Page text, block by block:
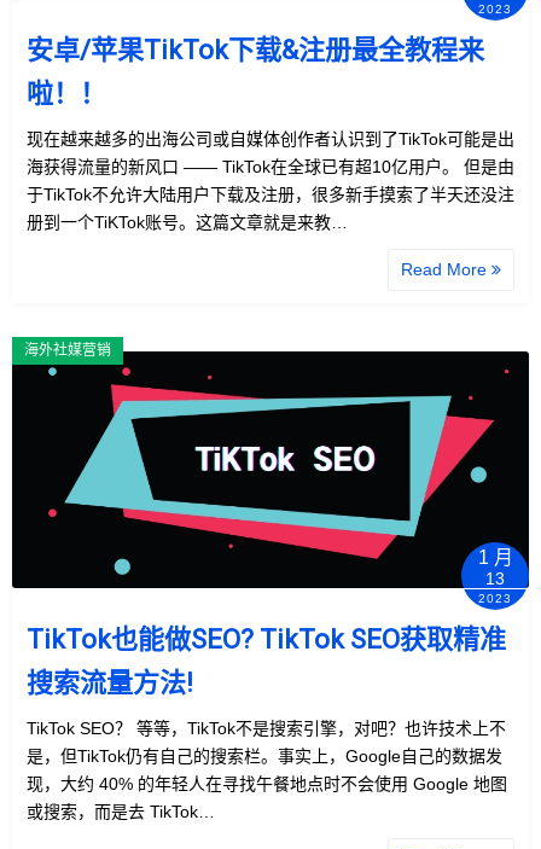
2023
安卓/苹果TikTok下载&注册最全教程来
啦！！
现在越来越多的出海公司或自媒体创作者认识到了TikTok可能是出
海获得流量的新风口 —— TikTok在全球已有超10亿用户。 但是由
于TikTok不允许大陆用户下载及注册，很多新手摸索了半天还没注
册到一个TiKTok账号。这篇文章就是来教…
Read More
海外社媒营销
1 月
13
2023
TikTok也能做SEO? TikTok SEO获取精准
搜索流量方法!
TikTok SEO？ 等等，TikTok不是搜索引擎，对吧？也许技术上不
是，但TikTok仍有自己的搜索栏。事实上，Google自己的数据发
现，大约 40% 的年轻人在寻找午餐地点时不会使用 Google 地图
或搜索，而是去 TikTok…